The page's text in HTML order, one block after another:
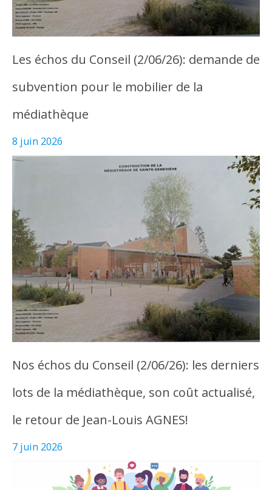
Les échos du Conseil (2/06/26): demande de
subvention pour le mobilier de la
médiathèque
8 juin 2026
Nos échos du Conseil (2/06/26): les derniers
lots de la médiathèque, son coût actualisé,
le retour de Jean-Louis AGNES!
7 juin 2026